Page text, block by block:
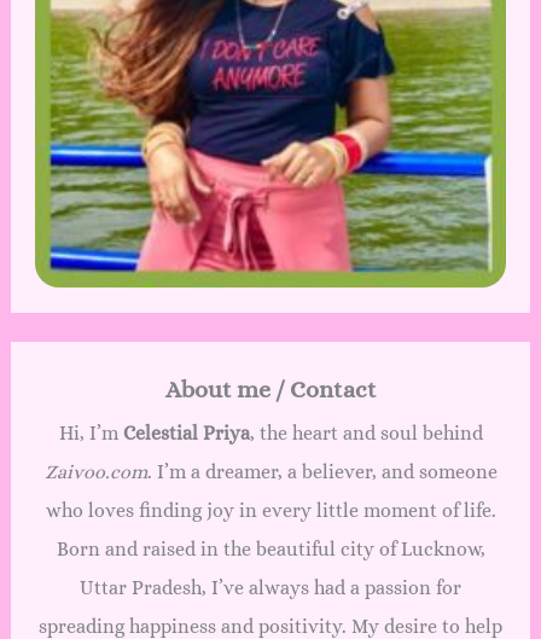
About me / Contact
Hi, I’m Celestial Priya, the heart and soul behind
Zaivoo.com. I’m a dreamer, a believer, and someone
who loves finding joy in every little moment of life.
Born and raised in the beautiful city of Lucknow,
Uttar Pradesh, I’ve always had a passion for
spreading happiness and positivity. My desire to help